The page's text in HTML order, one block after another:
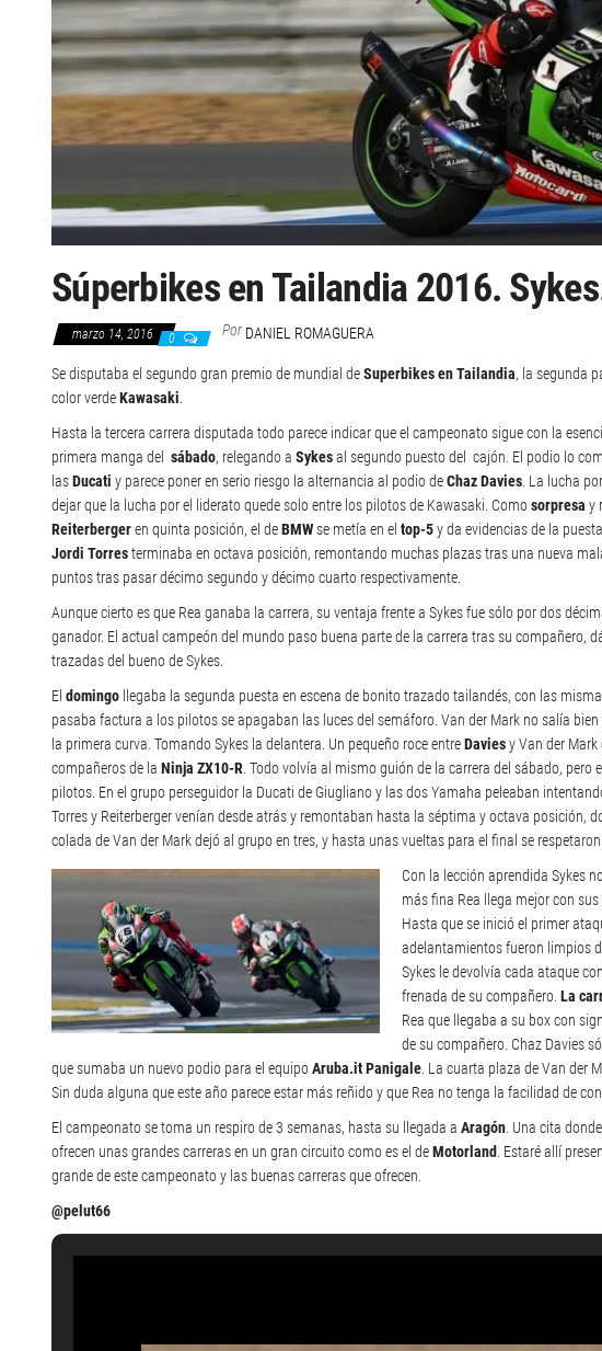
Súperbikes en Tailandia 2016.
marzo 14, 2016 0 Por DANIEL ROMAGUERA
Se disputaba el segundo gran premio de mundial deSuperbikes en Tailandia, la segunda
color verdeKawasaki
Hasta la tercera carrera disputada todo parece indicar que el campeonato sigue con la
primera manga del sábado, relegando a Sykesal segundo puesto del cajón. El podio lo
lasDucati y parece poner en serio riesgo la alternancia al podio deChaz Davies . La lucha
dejar que la lucha por el liderato quede solo entre los pilotos de Kawasaki. Como sorpresa y
Reiterbergeren quinta posición, el deBMWse metía en el top-5y da evidencias de la
Jordi Torresterminaba en octava posición, remontando muchas plazas tras una nueva
puntos tras pasar décimo segundo y décimo cuarto respectivamente.
Aunque cierto es que Rea ganaba la carrera, su ventaja frente a Sykes fue sólo por dos
ganador. El actual campeón del mundo paso buena parte de la carrera tras su compañero,
trazadas del bueno de Sykes.
El domingo llegaba la segunda puesta en escena de bonito trazado tailandés, con las
pasaba factura a los pilotos se apagaban las luces del semáforo. Van der Mark no salía
la primera curva. Tomando Sykes la delantera. Un pequeño roce entreDaviesy Van der
compañeros de la Ninja ZX10-R . Todo volvía al mismo guión de la carrera del sábado,
pilotos. En el grupo perseguidor la Ducati de Giugliano y las dos Yamaha peleaban
Torres y Reiterberger venían desde atrás y remontaban hasta la séptima y octava posición,
colada de Van der Mark dejó al grupo en tres, y hasta unas vueltas para el final se
Con la lección aprendida Sykes
más fina Rea llega mejor con
Hasta que se inició el primer
adelantamientos fueron limpios
Sykes le devolvía cada ataque
frenada de su compañero. La
Rea que llegaba a su box con
de su compañero. Chaz Davies
que sumaba un nuevo podio para el equipo Aruba.it Panigale . La cuarta plaza de Van der
Sin duda alguna que este año parece estar más reñido y que Rea no tenga la facilidad de
El campeonato se toma un respiro de 3 semanas, hasta su llegada a Aragón . Una cita
ofrecen unas grandes carreras en un gran circuito como es el deMotorland . Estaré allí
grande de este campeonato y las buenas carreras que ofrecen.
@pelut66